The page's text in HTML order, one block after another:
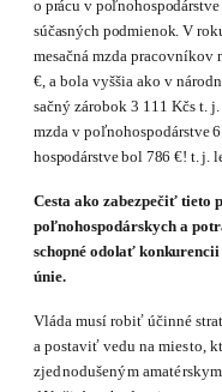
o prácu v poľnohospodárstve
súčasných podmienok.V
mesačná mzda pracovníkov
€, a bola vyššia ako v
sačný zárobok 3 111 Kčs t.
mzda v poľnohospodár­stve
hospodárstve bol 786 €! t. j.
Cesta ako zabezpečiť tieto
poľnohospodárskych a po­
schopné odolať
únie.
Vláda musí robiť účinné
a postaviť vedu na miesto,
zjednodušeným